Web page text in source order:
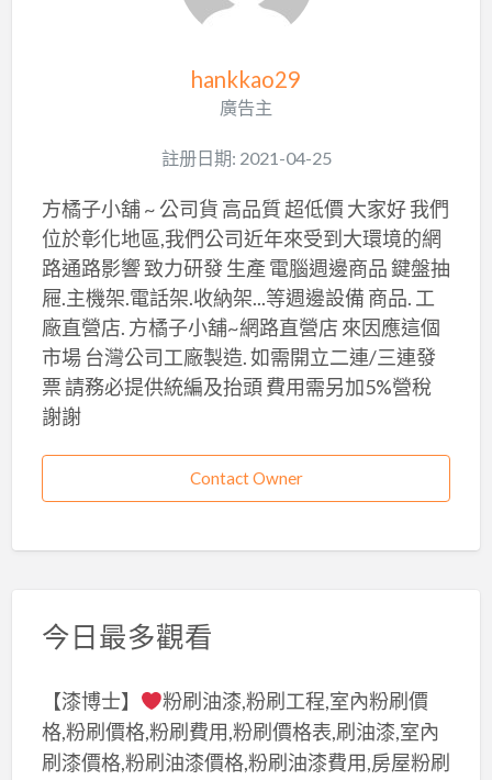
hankkao29
廣告主
註册日期: 2021-04-25
方橘子小舖 ~ 公司貨 高品質 超低價 大家好 我們
位於彰化地區,我們公司近年來受到大環境的網
路通路影響 致力研發 生產 電腦週邊商品 鍵盤抽
屜.主機架.電話架.收納架...等週邊設備 商品. 工
廠直營店. 方橘子小舖~網路直營店 來因應這個
市場 台灣公司工廠製造. 如需開立二連/三連發
票 請務必提供統編及抬頭 費用需另加5%營稅
謝謝
Contact Owner
今日最多觀看
【漆博士】
粉刷油漆,粉刷工程,室內粉刷價
格,粉刷價格,粉刷費用,粉刷價格表,刷油漆,室內
刷漆價格,粉刷油漆價格,粉刷油漆費用,房屋粉刷